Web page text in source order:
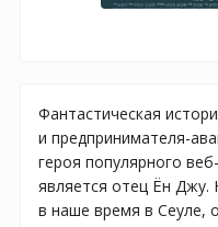
Фантастическая
и предпринимателя-
героя популярного
является отец Ён Джу.
в наше время в Сеуле,